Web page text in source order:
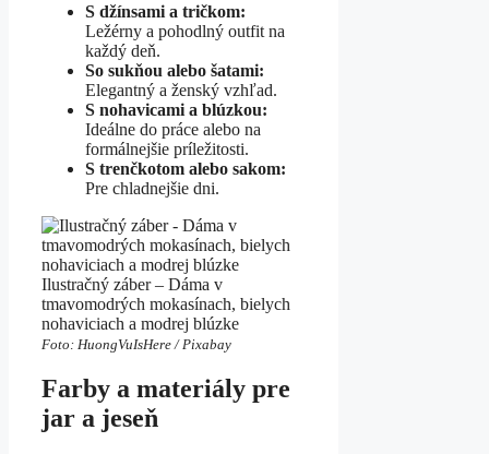
S džínsami a tričkom:
Ležérny a pohodlný outfit na
každý deň.
So sukňou alebo šatami:
Elegantný a ženský vzhľad.
S nohavicami a blúzkou:
Ideálne do práce alebo na
formálnejšie príležitosti.
S trenčkotom alebo sakom:
Pre chladnejšie dni.
Ilustračný záber – Dáma v
tmavomodrých mokasínach, bielych
nohaviciach a modrej blúzke
Foto: HuongVuIsHere / Pixabay
Farby a materiály pre
jar a jeseň